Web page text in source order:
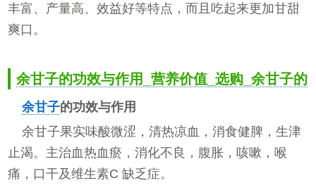
丰富、产量高、效益好等特点，而且吃起来更加甘甜
爽口。
余甘子的功效与作用_营养价值_选购_余甘子的
余甘子的功效与作用
余甘子果实味酸微涩，清热凉血，消食健脾，生津
止渴。主治血热血瘀，消化不良，腹胀，咳嗽，喉
痛，口干及维生素C 缺乏症。